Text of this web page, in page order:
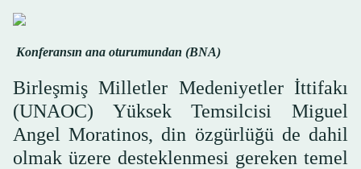
Konferansın ana oturumundan (BNA)
Birleşmiş Milletler Medeniyetler İttifakı
(UNAOC) Yüksek Temsilcisi Miguel
Angel Moratinos, din özgürlüğü de dahil
olmak üzere desteklenmesi gereken temel